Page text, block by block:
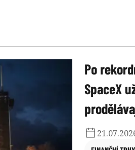
Po
SpaceX